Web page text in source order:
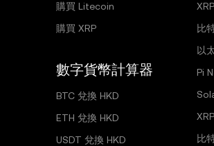
購買 Litecoin
購買 XRP
數字貨幣計算器
BTC 兌換 HKD
ETH 兌換 HKD
USDT 兌換 HKD
比
以
Pi
比